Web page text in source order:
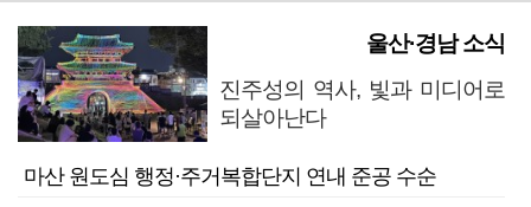
울산·경남 소식
진주성의 역사, 빛과 미디어로
되살아난다
마산 원도심 행정·주거복합단지 연내 준공 수순